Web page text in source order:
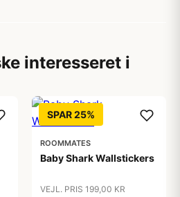
interesseret i
SPAR 25%
ROOMMATES
Baby Shark Wallstickers
VEJL. PRIS 199,00 KR